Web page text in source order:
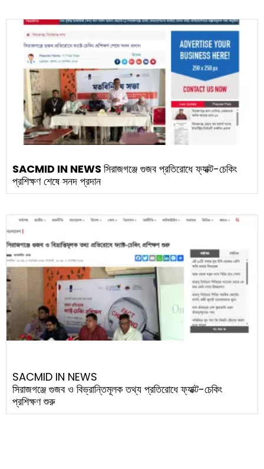
SACMID IN NEWS সিরাজগঞ্জে গুজব প্রতিরোধে ফ্যাক্ট-চেকিং
প্রশিক্ষণ শেষে সনদ প্রদান
SACMID IN NEWS
সিরাজগঞ্জে গুজব ও বিভ্রান্তিমূলক তথ্য প্রতিরোধে ফ্যাক্ট-চেকিং
প্রশিক্ষণ শুরু